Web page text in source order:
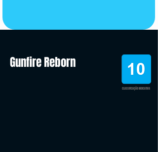
Gunfire Reborn
CLASSIFICAÇÃO INDICATIVA